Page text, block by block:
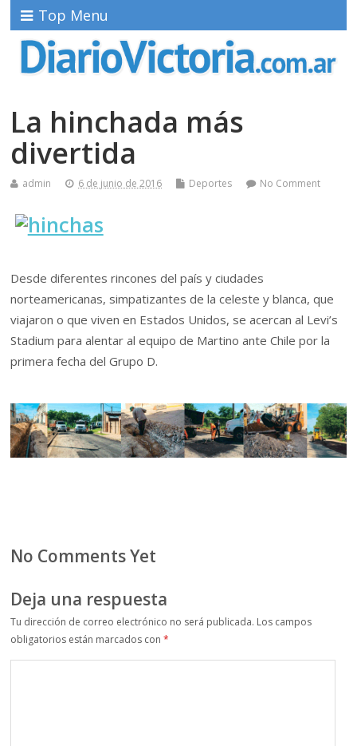
Top Menu
La hinchada más
divertida
admin 6 de junio de 2016 Deportes No Comment
Desde diferentes rincones del país y ciudades
norteamericanas, simpatizantes de la celeste y blanca, que
viajaron o que viven en Estados Unidos, se acercan al Levi’s
Stadium para alentar al equipo de Martino ante Chile por la
primera fecha del Grupo D.
No Comments Yet
Deja una respuesta
Tu dirección de correo electrónico no será publicada. Los campos
obligatorios están marcados con*